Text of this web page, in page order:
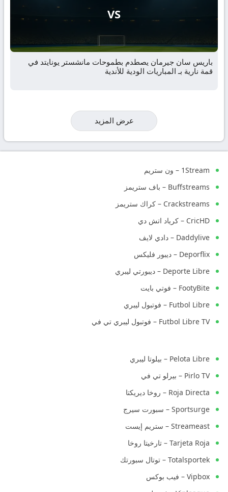
VS
باريس سان جيرمان يصطدم بطموحات مانشستر يونايتد في
قمة نارية بـ المباريات الودية للأندية
عرض المزيد
1Stream – ون ستريم
Buffstreams – باف ستريمز
Crackstreams – كراك ستريمز
CricHD – كرياد اتش دي
Daddylive – دادي لايف
Deporflix – ديبور فليكس
Deporte Libre – ديبورتي ليبري
FootyBite – فوتي بايت
Futbol Libre – فوتبول ليبري
Futbol Libre TV – فوتبول ليبري تي في
Pelota Libre – بيلوتا ليبري
Pirlo TV – بيرلو تي في
Roja Directa – روخا ديريكتا
Sportsurge – سبورت سيرج
Streameast – ستريم إيست
Tarjeta Roja – تارخيتا روخا
Totalsportek – توتال سبورتك
Vipbox – فيب بوكس